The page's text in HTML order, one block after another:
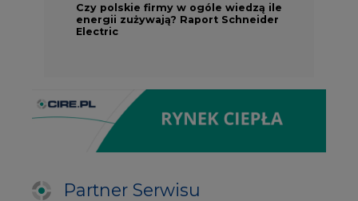
Czy polskie firmy w ogóle wiedzą ile
energii zużywają? Raport Schneider
Electric
Partner Serwisu